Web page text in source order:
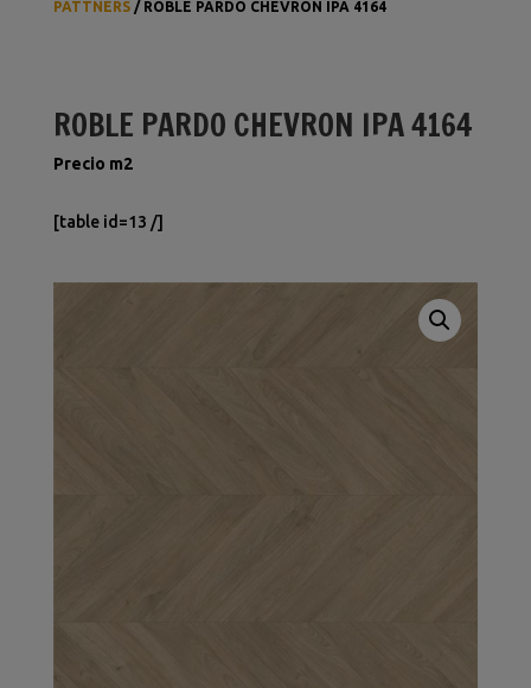
PATTNERS/ ROBLE PARDO CHEVRON IPA 4164
ROBLE PARDO CHEVRON IPA 4164
Precio m2
[table id=13 /]